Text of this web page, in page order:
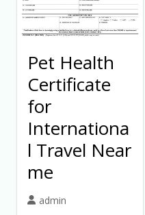
Pet Health
Certificate
for
Internationa
l Travel Near
me
admin